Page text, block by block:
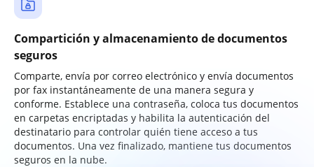
Compartición y almacenamiento de documentos
seguros
Comparte, envía por correo electrónico y envía documentos
por fax instantáneamente de una manera segura y
conforme. Establece una contraseña, coloca tus documentos
en carpetas encriptadas y habilita la autenticación del
destinatario para controlar quién tiene acceso a tus
documentos. Una vez finalizado, mantiene tus documentos
seguros en la nube.